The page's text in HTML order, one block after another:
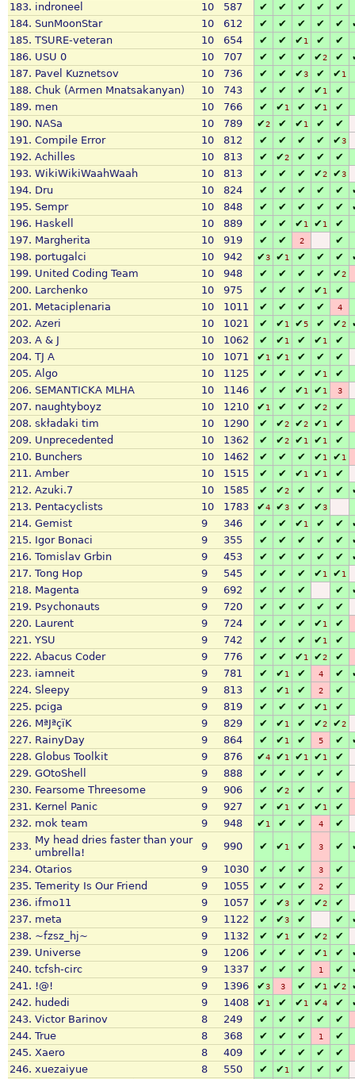
183. indroneel 10 587 ✔ ✔ ✔ ✔ ✔
184. SunMoonStar 10 612 ✔ ✔ ✔ ✔ ✔
185. TSURE-veteran 10 654 ✔ ✔ ✔1 ✔ ✔
186. USU 0 10 707 ✔ ✔ ✔ ✔2 ✔
187. Pavel Kuznetsov 10 736 ✔ ✔ ✔3 ✔ ✔1
188. Chuk (Armen Mnatsakanyan) 10 743 ✔ ✔ ✔ ✔1 ✔
189. men 10 766 ✔ ✔1 ✔ ✔1 ✔
190. NASa 10 789 ✔2 ✔ ✔1 ✔
✔
191. Compile Error 10 812 ✔ ✔ ✔ ✔ ✔3
192. Achilles 10 813 ✔ ✔2 ✔ ✔ ✔
193. WikiWikiWaahWaah 10 813 ✔ ✔ ✔ ✔2 ✔3
194. Dru 10 824 ✔ ✔ ✔ ✔ ✔
195. Sempr 10 848 ✔ ✔ ✔ ✔ ✔
196. Haskell 10 889 ✔ ✔ ✔1 ✔1 ✔
197. Margherita 10 919 ✔ ✔ 2 ✔
198. portugalci 10 942 ✔3 ✔1 ✔ ✔ ✔
199. United Coding Team 10 948 ✔ ✔ ✔ ✔ ✔2
200. Larchenko 10 975 ✔ ✔ ✔ ✔1 ✔
201. Metaciplenaria 10 1011 ✔ ✔ ✔ ✔ 4
202. Azeri 10 1021 ✔ ✔1 ✔5 ✔ ✔2
203. A & J 10 1062 ✔ ✔1 ✔ ✔1 ✔
204. TJ A 10 1071 ✔1 ✔1 ✔ ✔
✔
205. Algo 10 1125 ✔ ✔ ✔ ✔1 ✔
206. SEMANTICKA MLHA 10 1146 ✔ ✔ ✔1 ✔1 3
207. naughtyboyz 10 1210 ✔1 ✔ ✔ ✔2 ✔
208. składaki tim 10 1290 ✔ ✔2 ✔2 ✔1
✔
209. Unprecedented 10 1362 ✔ ✔2 ✔1 ✔1 ✔
210. Bunchers 10 1462 ✔ ✔ ✔ ✔1 ✔1
211. Amber 10 1515 ✔ ✔ ✔1 ✔1
✔
212. Azuki.7 10 1585 ✔ ✔2 ✔ ✔ ✔
213. Pentacyclists 10 1783 ✔4 ✔3 ✔ ✔3
214. Gemist 9 346 ✔ ✔ ✔1 ✔ ✔
215. Igor Bonaci 9 355 ✔ ✔ ✔ ✔ ✔
216. Tomislav Grbin 9 453 ✔ ✔ ✔ ✔ ✔
217. Tong Hop 9 545 ✔ ✔ ✔ ✔1 ✔1
218. Magenta 9 692 ✔ ✔ ✔ ✔
219. Psychonauts 9 720 ✔ ✔ ✔ ✔
✔
220. Laurent 9 724 ✔ ✔ ✔ ✔1
✔
221. YSU 9 742 ✔ ✔ ✔ ✔1 ✔
222. Abacus Coder 9 776 ✔ ✔ ✔1 ✔2
✔
223. iamneit 9 781 ✔ ✔1 ✔ 4 ✔
224. Sleepy 9 813 ✔ ✔1 ✔ 2 ✔
225. pciga 9 819 ✔ ✔ ✔ ✔1 ✔
226. MªJªçïK 9 829 ✔ ✔1 ✔ ✔2 ✔2
227. RainyDay 9 864 ✔ ✔1 ✔ 5 ✔
228. Globus Toolkit 9 876 ✔4 ✔1 ✔1 ✔1
✔
229. GOtoShell 9 888 ✔ ✔ ✔ ✔
✔
230. Fearsome Threesome 9 906 ✔ ✔2 ✔ ✔
✔
231. Kernel Panic 9 927 ✔ ✔1 ✔ ✔1
✔
232. mok team 9 948 ✔1 ✔ ✔ 4
✔
233.
My head dries faster than your
umbrella!
9 990 ✔ ✔1 ✔ 3 ✔
234. Otarios 9 1030 ✔ ✔ ✔ 3 ✔
235. Temerity Is Our Friend 9 1055 ✔ ✔ ✔ 2 ✔
236. ifmo11 9 1057 ✔ ✔3 ✔ ✔2
✔
237. meta 9 1122 ✔ ✔3 ✔ ✔
238. ~fzsz_hj~ 9 1132 ✔ ✔1 ✔ ✔2
✔
239. Universe 9 1206 ✔ ✔ ✔ ✔1 ✔
240. tcfsh-circ 9 1337 ✔ ✔ ✔ 1 ✔
241. !@! 9 1396 ✔3 3 ✔ ✔1 ✔2
242. hudedi 9 1408 ✔1 ✔ ✔1 ✔4 ✔
243. Victor Barinov 8 249 ✔ ✔ ✔ ✔
✔
244. True 8 368 ✔ ✔ ✔ 1 ✔
245. Xaero 8 409 ✔ ✔ ✔ ✔
✔
246. xuezaiyue 8 550 ✔ ✔1 ✔ ✔
✔